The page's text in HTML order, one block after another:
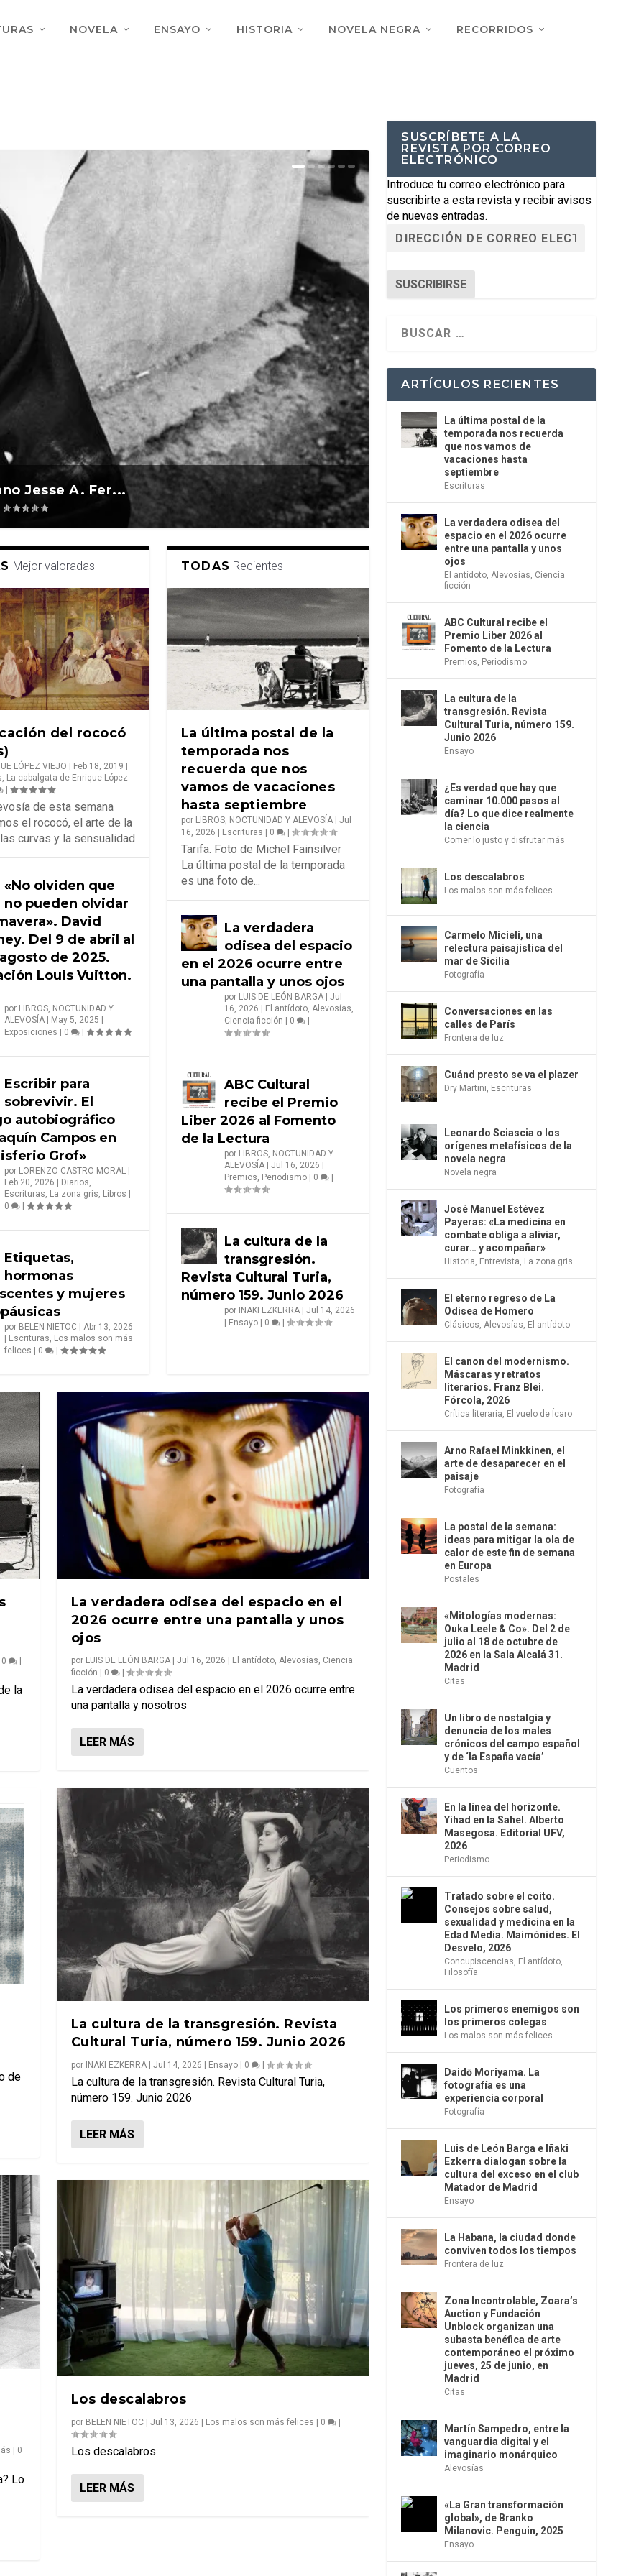
NOVELA ENSAYO HISTORIA NOVELA NEGRA RECORRIDOS
Jesse A. Fer...
|
obra pictó...
0 |
|
de la fot...
el velo d...
revista Ondas...
, Cosas de Ramón | 0 |
Mejor valoradas
del rococó
LÓPEZ VIEJO | Feb 18, 2019 |
La cabalgata de Enrique López
|
de esta semana
el rococó, el arte de la
curvas y la sensualidad
«No olviden que
no pueden olvidar
David
Del 9 de abril al
de 2025.
Louis Vuitton.
por LIBROS, NOCTUNIDAD Y
ALEVOSÍA| May 5, 2025 |
Exposiciones | 0 |
Escribir para
sobrevivir. El
autobiográfico
Campos en
Grof»
por LORENZO CASTRO MORAL |
Feb 20, 2026 | Diarios
Escrituras La zona gris Libros |
0
|
Etiquetas,
hormonas
y mujeres
por BELEN NIETOC| Abr 13, 2026
| Escrituras Los malos son más
felices | 0 |
TODAS Recientes
La última postal de la
temporada nos
recuerda que nos
vamos de vacaciones
hasta septiembre
por LIBROS, NOCTUNIDAD Y ALEVOSÍA| Jul
16, 2026 | Escrituras | 0 |
Tarifa. Foto de Michel Fainsilver
La última postal de la temporada
es una foto de...
La verdadera
odisea del espacio
en el 2026 ocurre entre
una pantalla y unos ojos
por LUIS DE LEÓN BARGA| Jul
16, 2026 | El antídoto, Alevosías
Ciencia ficción | 0 |
ABC Cultural
recibe el Premio
Liber 2026 al Fomento
de la Lectura
por LIBROS, NOCTUNIDAD Y
ALEVOSÍA| Jul 16, 2026 |
Premios Periodismo| 0 |
La cultura de la
transgresión.
Revista Cultural Turia,
número 159. Junio 2026
por INAKI EZKERRA| Jul 14, 2026
| Ensayo| 0 |
0 |
la
de
0
Lo
La verdadera odisea del espacio en el
2026 ocurre entre una pantalla y unos
ojos
por LUIS DE LEÓN BARGA| Jul 16, 2026 | El antídoto, Alevosías, Ciencia
ficción | 0 |
La verdadera odisea del espacio en el 2026 ocurre entre
una pantalla y nosotros
LEER MÁS
La cultura de la transgresión. Revista
Cultural Turia, número 159. Junio 2026
por INAKI EZKERRA| Jul 14, 2026 Ensayo| 0 |
La cultura de la transgresión. Revista Cultural Turia,
número 159. Junio 2026
LEER MÁS
Los descalabros
por BELEN NIETOC| Jul 13, 2026 Los malos son más felices 0 |
Los descalabros
LEER MÁS
SUSCRÍBETE A LA
REVISTA POR CORREO
ELECTRÓNICO
Introduce tu correo electrónico para
suscribirte a esta revista y recibir avisos
de nuevas entradas.
SUSCRIBIRSE
ARTÍCULOS RECIENTES
La última postal de la
temporada nos recuerda
que nos vamos de
vacaciones hasta
septiembre
Escrituras
La verdadera odisea del
espacio en el 2026 ocurre
entre una pantalla y unos
ojos
El antídoto,Alevosías, Ciencia
ficción
ABC Cultural recibe el
Premio Liber 2026 al
Fomento de la Lectura
Premios, Periodismo
La cultura de la
transgresión. Revista
Cultural Turia, número 159.
Junio 2026
Ensayo
¿Es verdad que hay que
caminar 10.000 pasos al
día? Lo que dice realmente
la ciencia
Comer lo justo y disfrutar más
Los descalabros
Los malos son más felices
Carmelo Micieli, una
relectura paisajística del
mar de Sicilia
Fotografía
Conversaciones en las
calles de París
Frontera de luz
Cuánd presto se va el plazer
Dry Martini, Escrituras
Leonardo Sciascia o los
orígenes metafísicos de la
novela negra
Novela negra
José Manuel Estévez
Payeras: «La medicina en
combate obliga a aliviar,
curar… y acompañar»
Historia, Entrevista, La zona gris
El eterno regreso de La
Odisea de Homero
Clásicos,Alevosías, El antídoto
El canon del modernismo.
Máscaras y retratos
literarios. Franz Blei.
Fórcola, 2026
Crítica literaria, El vuelo de Ícaro
Arno Rafael Minkkinen, el
arte de desaparecer en el
paisaje
Fotografía
La postal de la semana:
ideas para mitigar la ola de
calor de este fin de semana
en Europa
Postales
«Mitologías modernas:
Ouka Leele & Co». Del 2 de
julio al 18 de octubre de
2026 en la Sala Alcalá 31.
Madrid
Citas
Un libro de nostalgia y
denuncia de los males
crónicos del campo español
y de ‘la España vacía’
Cuentos
En la línea del horizonte.
Yihad en la Sahel. Alberto
Masegosa. Editorial UFV,
2026
Periodismo
Tratado sobre el coito.
Consejos sobre salud,
sexualidad y medicina en la
Edad Media. Maimónides. El
Desvelo, 2026
Concupiscencias, El antídoto,
Filosofía
Los primeros enemigos son
los primeros colegas
Los malos son más felices
Daidō Moriyama. La
fotografía es una
experiencia corporal
Fotografía
Luis de León Barga e Iñaki
Ezkerra dialogan sobre la
cultura del exceso en el club
Matador de Madrid
Ensayo
La Habana, la ciudad donde
conviven todos los tiempos
Frontera de luz
Zona Incontrolable, Zoara’s
Auction y Fundación
Unblock organizan una
subasta benéfica de arte
contemporáneo el próximo
jueves, 25 de junio, en
Madrid
Citas
Martín Sampedro, entre la
vanguardia digital y el
imaginario monárquico
Alevosías
«La Gran transformación
global», de Branko
Milanovic. Penguin, 2025
Ensayo